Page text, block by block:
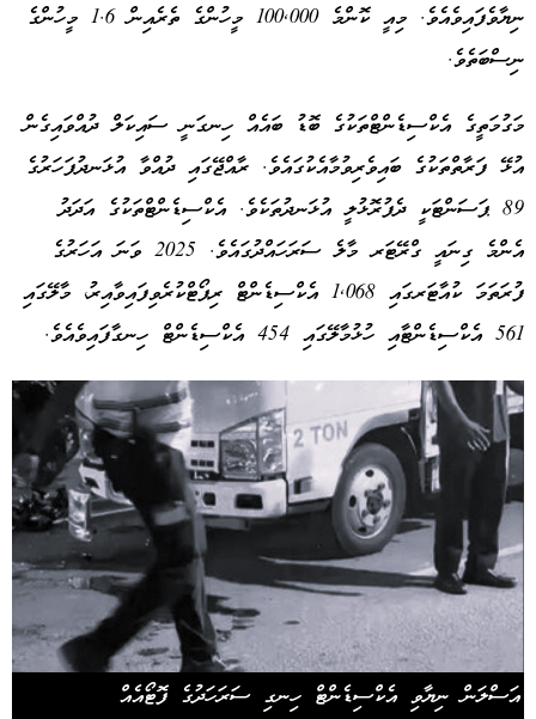
ނިޔާވެފައިވެއެވެ. މިއީ ކޮންމެ 100,000 މީހުންގެ ތެރެއިން 1.6 މީހުންގެ
ނިސްބަތެވެ.
މަގުމަތީގެ އެކްސިޑެންޓްތަކުގެ ބޮޑު ބައެއް ހިނގަނީ ސައިކަލް ދުއްވައިގެން
އުޅޭ ފަރާތްތަކުގެ ބައިވެރިވުމާއެކުގައެވެ. ރާއްޖޭގައި ދުއްވާ އުޅަނދުފަހަރުގެ
89 ޕަސަންޓަކީ ދެފުރޮޅުލީ އުޅަނދުތަކެވެ. އެކްސިޑެންޓްތަކުގެ އަދަދު
އެންމެ ގިނައީ ގްރޭޓަރ މާލެ ސަރަހައްދުގައެވެ. 2025 ވަނަ އަހަރުގެ
ފުރަތަމަ ކުއާޓަރގައި 1,068 އެކްސިޑެންޓް ރިޕޯޓްކުރެވިފައިވާއިރު، މާލޭގައި
561 އެކްސިޑެންޓާއި ހުޅުމާލޭގައި 454 އެކްސިޑެންޓް ހިނގާފައިވެއެވެ.
އަސްލަން ނިޔާވި އެކްސިޑެންޓް ހިނގި ސަރަހަދުގެ ފޮޓޯއެއް